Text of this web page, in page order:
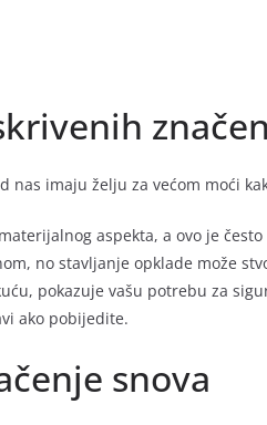
nas imaju želju za većom moći
aspekta, a ovo je
no stavljanje opklade može
pokazuje vašu potrebu za
ako pobijedite.
snova